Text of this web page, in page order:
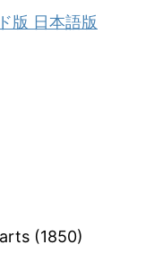
版 日本語版
(1850)